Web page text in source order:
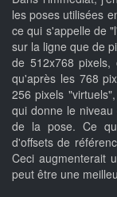
les poses utilisées
ce qui s'appelle de
sur la ligne que de
de 512x768
qu'après les 768
256 pixels
qui donne le
de la pose. Ce
d'offsets de
Ceci augmenterait
peut être une